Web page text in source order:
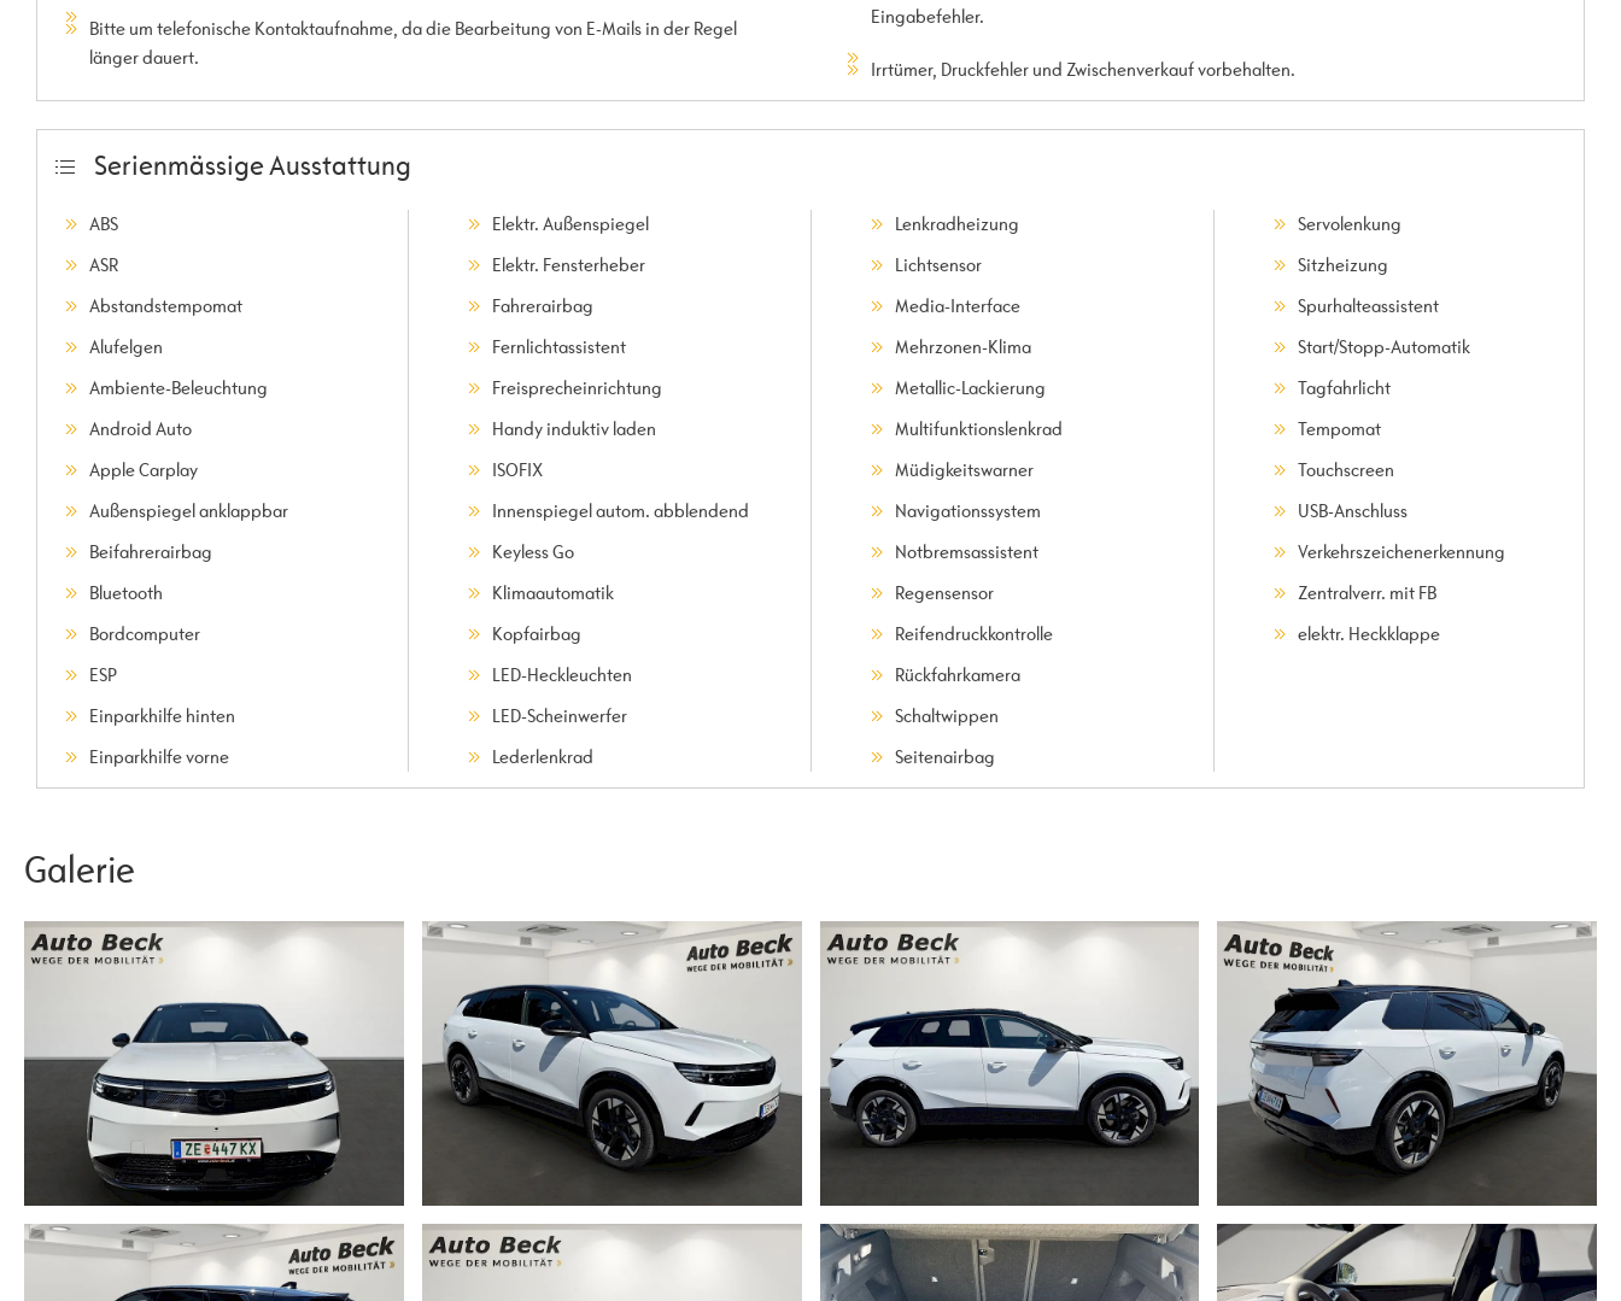
Bitte um telefonische Kontaktaufnahme, da die Bearbeitung von E-Mails in der Regel
länger dauert.
Eingabefehler.
Irrtümer, Druckfehler und Zwischenverkauf vorbehalten.
Serienmässige Ausstattung
ABS
ASR
Abstandstempomat
Alufelgen
Ambiente-Beleuchtung
Android Auto
Apple Carplay
Außenspiegel anklappbar
Beifahrerairbag
Bluetooth
Bordcomputer
ESP
Einparkhilfe hinten
Einparkhilfe vorne
Elektr. Außenspiegel
Elektr. Fensterheber
Fahrerairbag
Fernlichtassistent
Freisprecheinrichtung
Handy induktiv laden
ISOFIX
Innenspiegel autom. abblendend
Keyless Go
Klimaautomatik
Kopfairbag
LED-Heckleuchten
LED-Scheinwerfer
Lederlenkrad
Lenkradheizung
Lichtsensor
Media-Interface
Mehrzonen-Klima
Metallic-Lackierung
Multifunktionslenkrad
Müdigkeitswarner
Navigationssystem
Notbremsassistent
Regensensor
Reifendruckkontrolle
Rückfahrkamera
Schaltwippen
Seitenairbag
Servolenkung
Sitzheizung
Spurhalteassistent
Start/Stopp-Automatik
Tagfahrlicht
Tempomat
Touchscreen
USB-Anschluss
Verkehrszeichenerkennung
Zentralverr. mit FB
elektr. Heckklappe
Galerie